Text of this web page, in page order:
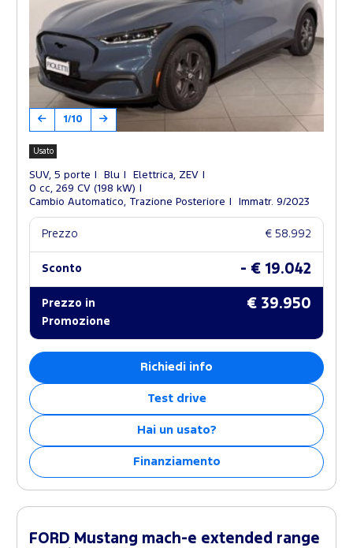
1/10
Usato
SUV, 5 porte Blu
Elettrica, ZEV
0 cc, 269 CV (198 kW)
Cambio Automatico, Trazione Posteriore
Immatr. 9/2023
Prezzo € 58.992
Sconto - € 19.042
Prezzo in
Promozione
€ 39.950
Richiedi info
Test drive
Hai un usato?
Finanziamento
FORD Mustang mach-e extended range